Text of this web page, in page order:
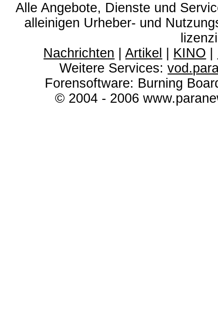
Alle Angebote, Dienste und
alleinigen Urheber- und
Nachrichten |Artikel KINO
Weitere Services:
Forensoftware: Burning
© 2004 - 2006